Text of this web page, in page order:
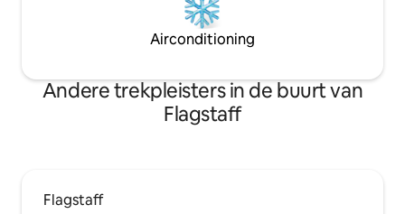
Airconditioning
Andere trekpleisters in de buurt van
Flagstaff
Flagstaff